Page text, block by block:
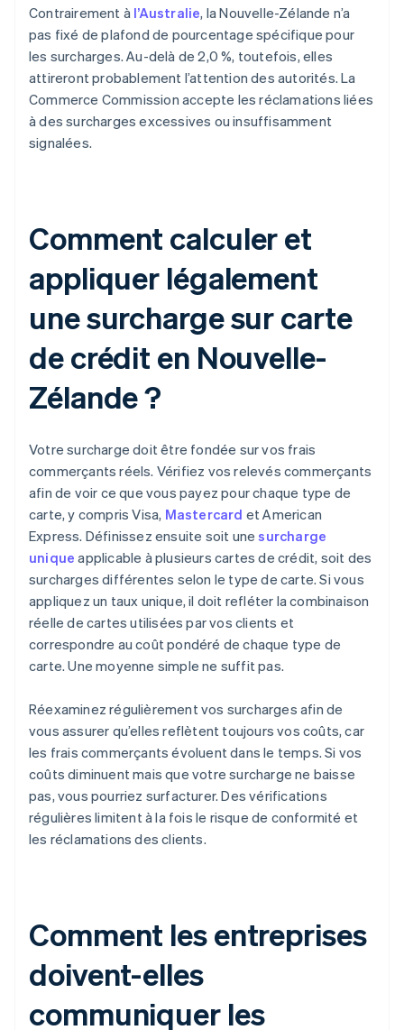
Contrairement à l’Australie, la Nouvelle-Zélande n’a
pas fixé de plafond de pourcentage spécifique pour
les surcharges. Au-delà de 2,0 %, toutefois, elles
attireront probablement l’attention des autorités. La
Commerce Commission accepte les réclamations liées
à des surcharges excessives ou insuffisamment
signalées.
Comment calculer et
appliquer légalement
une surcharge sur carte
de crédit en Nouvelle-
Zélande ?
Votre surcharge doit être fondée sur vos frais
commerçants réels. Vérifiez vos relevés commerçants
afin de voir ce que vous payez pour chaque type de
carte, y compris Visa, Mastercard et American
Express. Définissez ensuite soit unesurcharge
unique applicable à plusieurs cartes de crédit, soit des
surcharges différentes selon le type de carte. Si vous
appliquez un taux unique, il doit refléter la combinaison
réelle de cartes utilisées par vos clients et
correspondre au coût pondéré de chaque type de
carte. Une moyenne simple ne suffit pas.
Réexaminez régulièrement vos surcharges afin de
vous assurer qu’elles reflètent toujours vos coûts, car
les frais commerçants évoluent dans le temps. Si vos
coûts diminuent mais que votre surcharge ne baisse
pas, vous pourriez surfacturer. Des vérifications
régulières limitent à la fois le risque de conformité et
les réclamations des clients.
Comment les entreprises
doivent-elles
communiquer les